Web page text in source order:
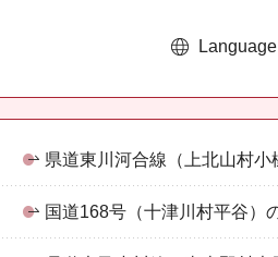
Language
県道東川河合線（上北山村
国道168号（十津川村平谷）